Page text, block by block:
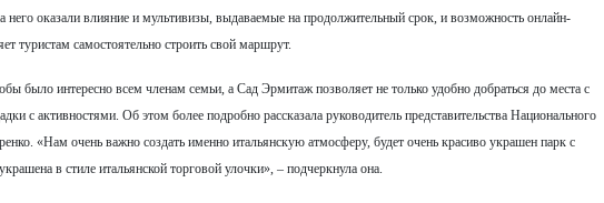
него оказали влияние и мультивизы, выдаваемые на продолжительный срок, и возможность онлайн-
туристам самостоятельно строить свой маршрут.
было интересно всем членам семьи, а Сад Эрмитаж позволяет не только удобно добраться до места с
с активностями. Об этом более подробно рассказала руководитель представительства Национального
«Нам очень важно создать именно итальянскую атмосферу, будет очень красиво украшен парк с
в стиле итальянской торговой улочки», – подчеркнула она.